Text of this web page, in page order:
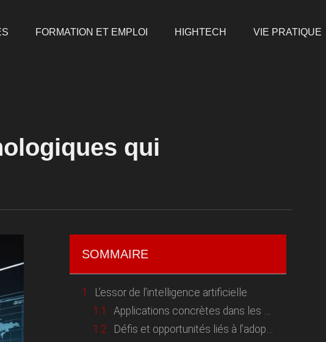
FORMATION ET EMPLOI HIGHTECH VIE PRATIQUE
qui
SOMMAIRE
L’essor de l’intelligence artificielle
Applications concrètes dans les entreprises